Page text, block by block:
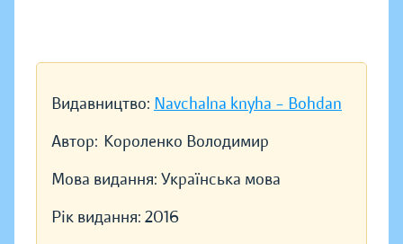
Видавництво: Navchalna knyha – Bohdan
Автор: Короленко Володимир
Мова видання: Українська мова
Рік видання: 2016